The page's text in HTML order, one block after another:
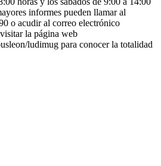
informes pueden llamar al
o acudir al correo electrónico
la página web
ludimug para conocer la totalidad